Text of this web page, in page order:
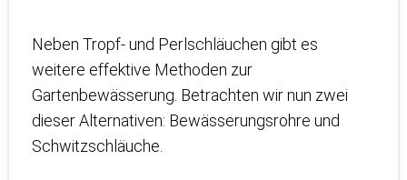
Neben Tropf- und Perlschläuchen gibt es
weitere effektive Methoden zur
Gartenbewässerung. Betrachten wir nun zwei
dieser Alternativen: Bewässerungsrohre und
Schwitzschläuche.